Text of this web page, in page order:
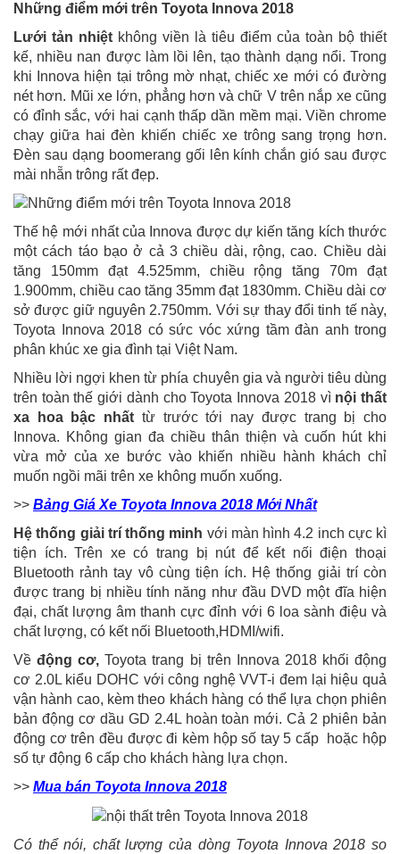
Những điểm mới trên Toyota Innova 2018
Lưới tản nhiệt không viền là tiêu điểm của toàn bộ thiết
kế, nhiều nan được làm lồi lên, tạo thành dạng nổi. Trong
khi Innova hiện tại trông mờ nhạt, chiếc xe mới có đường
nét hơn. Mũi xe lớn, phẳng hơn và chữ V trên nắp xe cũng
có đỉnh sắc, với hai cạnh thấp dần mềm mại. Viền chrome
chạy giữa hai đèn khiến chiếc xe trông sang trọng hơn.
Đèn sau dạng boomerang gối lên kính chắn gió sau được
mài nhẵn trông rất đẹp.
Thế hệ mới nhất của Innova được dự kiến tăng kích thước
một cách táo bạo ở cả 3 chiều dài, rộng, cao. Chiều dài
tăng 150mm đạt 4.525mm, chiều rộng tăng 70m đạt
1.900mm, chiều cao tăng 35mm đạt 1830mm. Chiều dài cơ
sở được giữ nguyên 2.750mm. Với sự thay đổi tinh tế này,
Toyota Innova 2018 có sức vóc xứng tầm đàn anh trong
phân khúc xe gia đình tại Việt Nam.
Nhiều lời ngợi khen từ phía chuyên gia và người tiêu dùng
trên toàn thế giới dành cho Toyota Innova 2018 vì nội thất
xa hoa bậc nhất từ trước tới nay được trang bị cho
Innova. Không gian đa chiều thân thiện và cuốn hút khi
vừa mở của xe bước vào khiến nhiều hành khách chỉ
muốn ngồi mãi trên xe không muốn xuống.
>> Bảng Giá Xe Toyota Innova 2018 Mới Nhất
Hệ thống giải trí thống minh với màn hình 4.2 inch cực kì
tiện ích. Trên xe có trang bị nút để kết nối điện thoại
Bluetooth rảnh tay vô cùng tiện ích. Hệ thống giải trí còn
được trang bị nhiều tính năng như đầu DVD một đĩa hiện
đại, chất lượng âm thanh cực đỉnh với 6 loa sành điệu và
chất lượng, có kết nối Bluetooth,HDMI/wifi.
Vềđộng cơ, Toyota trang bị trên Innova 2018 khối động
cơ 2.0L kiểu DOHC với công nghệ VVT-i đem lại hiệu quả
vận hành cao, kèm theo khách hàng có thể lựa chọn phiên
bản động cơ dầu GD 2.4L hoàn toàn mới. Cả 2 phiên bản
động cơ trên đều được đi kèm hộp số tay 5 cấp hoặc hộp
số tự động 6 cấp cho khách hàng lựa chọn.
>> Mua bán Toyota Innova 2018
Có thể nói, chất lượng của dòng Toyota Innova 2018 so